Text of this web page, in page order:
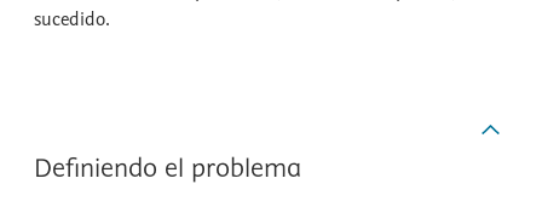
sucedido.
Definiendo el problema